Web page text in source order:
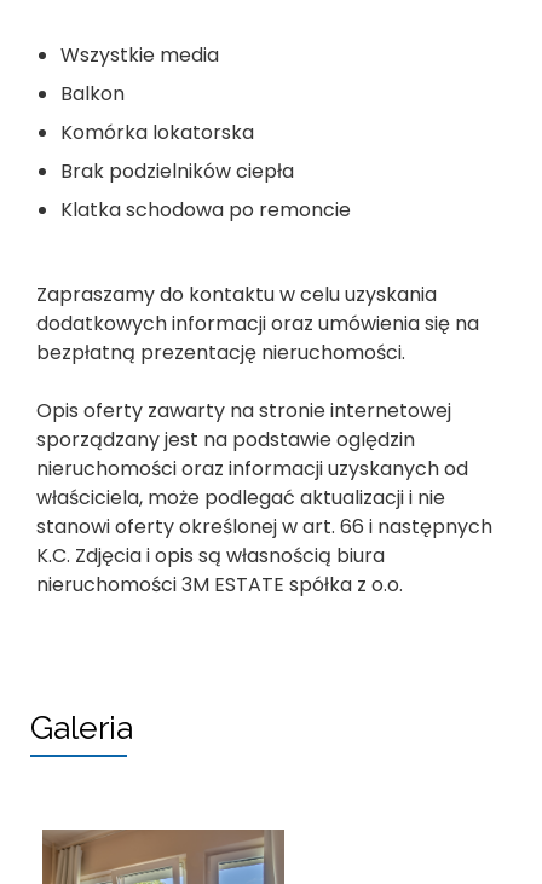
Wszystkie media
Balkon
Komórka lokatorska
Brak podzielników ciepła
Klatka schodowa po remoncie
Zapraszamy do kontaktu w celu uzyskania
dodatkowych informacji oraz umówienia się na
bezpłatną prezentację nieruchomości.
Opis oferty zawarty na stronie internetowej
sporządzany jest na podstawie oględzin
nieruchomości oraz informacji uzyskanych od
właściciela, może podlegać aktualizacji i nie
stanowi oferty określonej w art. 66 i następnych
K.C. Zdjęcia i opis są własnością biura
nieruchomości 3M ESTATE spółka z o.o.
Galeria